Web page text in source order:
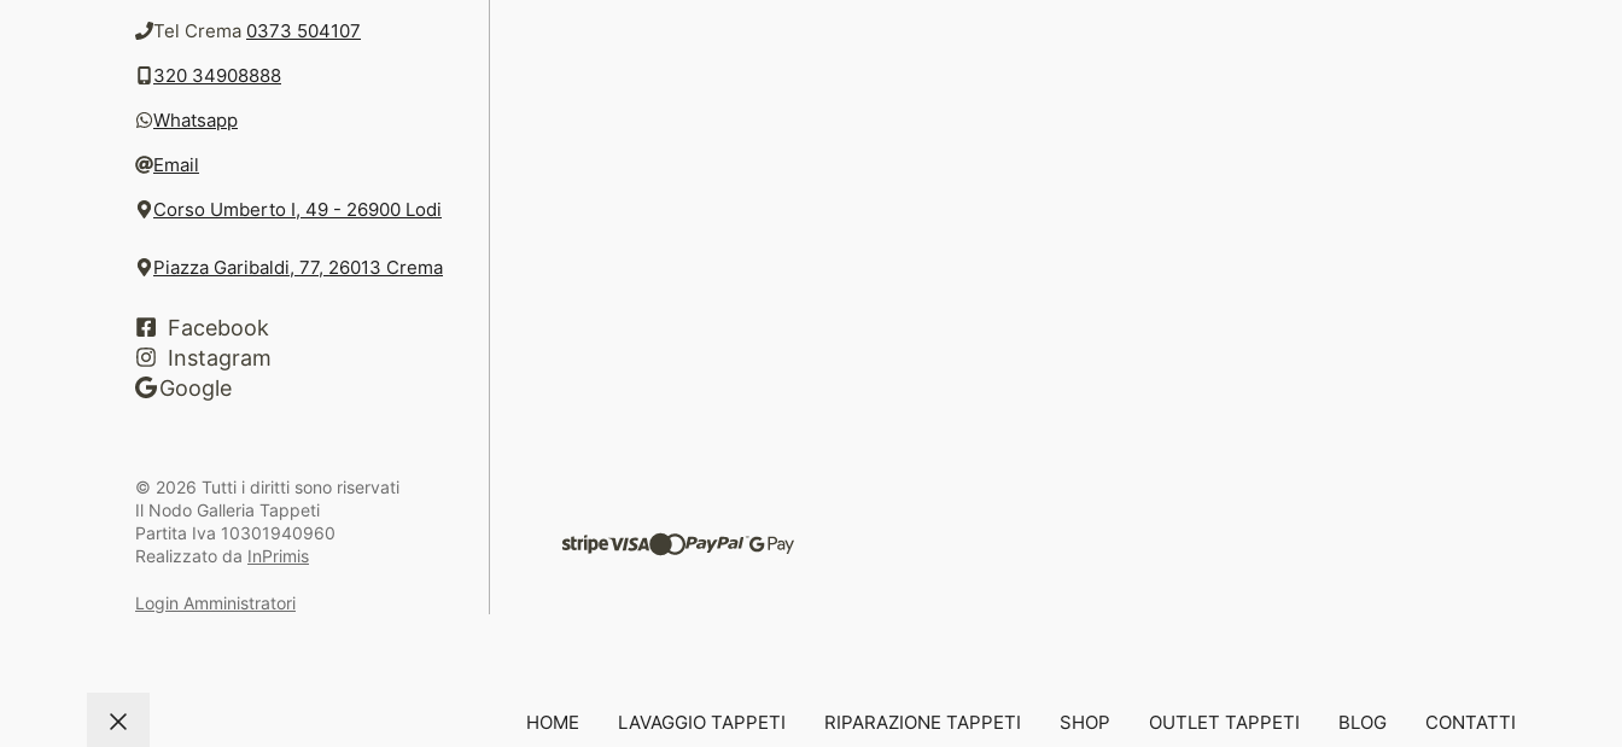
Tel Crema 0373 504107
320 34908888
Whatsapp
Email
Corso Umberto I, 49 - 26900 Lodi
Piazza Garibaldi, 77, 26013 Crema
Facebook
Instagram
Google
© 2026 Tutti i diritti sono riservati
Il Nodo Galleria Tappeti
Partita Iva 10301940960
Realizzato da InPrimis
Login Amministratori
HOME LAVAGGIO TAPPETI RIPARAZIONE TAPPETI SHOP OUTLET TAPPETI BLOG CONTATTI